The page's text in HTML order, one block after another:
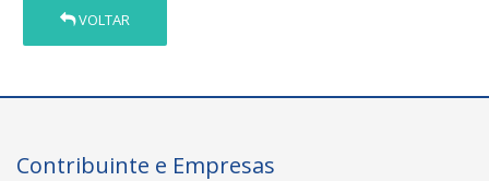
VOLTAR
Contribuinte e Empresas